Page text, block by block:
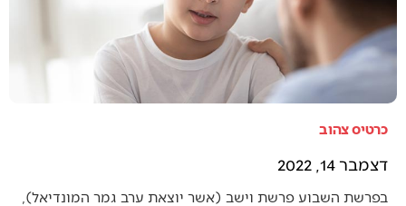
כרטיס צהוב
דצמבר 14, 2022
בפרשת השבוע פרשת וישב (אשר יוצאת ערב גמר המונדיאל),